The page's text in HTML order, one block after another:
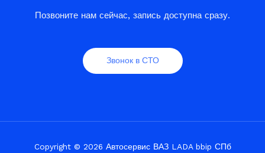
Позвоните нам сейчас, запись доступна сразу.
Звонок в СТО
Copyright © 2026 Автосервис ВАЗ LADA bbip СПб